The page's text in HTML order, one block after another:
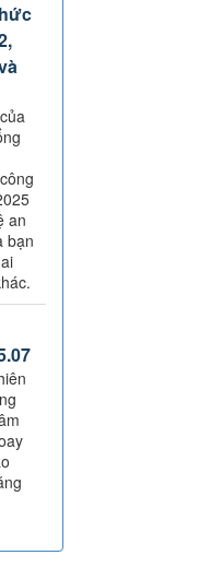
an
bạn